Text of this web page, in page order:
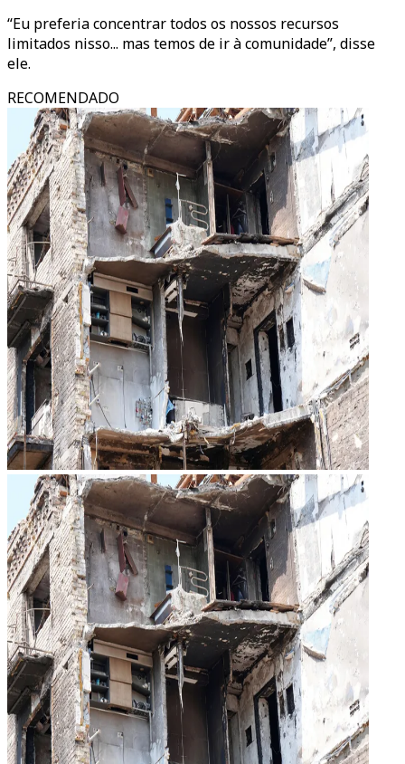
“Eu preferia concentrar todos os nossos recursos
limitados nisso... mas temos de ir à comunidade”, disse
ele.
RECOMENDADO